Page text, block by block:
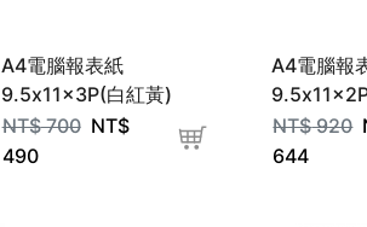
A4電腦報表紙
9.5x11x3P(白紅黃)
NT$700 NT$
490
A4電腦報
NT$920
644